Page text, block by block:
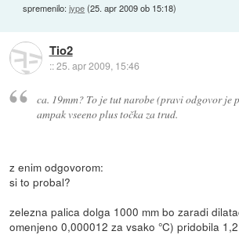
spremenilo:jype(25. apr 2009 ob 15:18)
Tio2
::25. apr 2009, 15:46
ca. 19mm? To je tut narobe (pravi odgovor je
ampak vseeno plus točka za trud.
z enim odgovorom:
si to probal?
zelezna palica dolga 1000 mm bo zaradi
omenjeno 0,000012 za vsako °C) pridobila